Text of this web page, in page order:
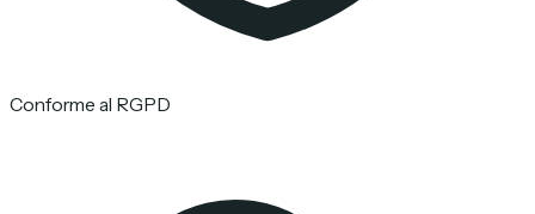
Conforme al RGPD